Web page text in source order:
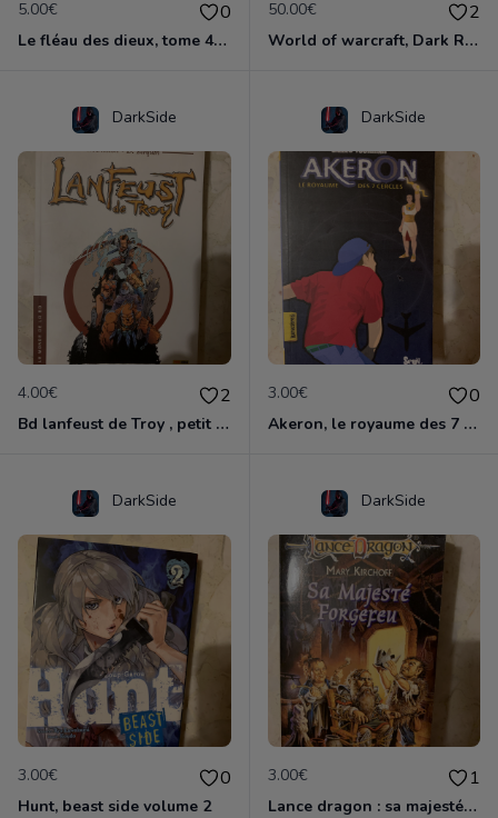
5.00€ 0
Le fléau des dieux, tome 4 , vae victis
50.00€ 2
World of warcraft, Dark Riders tome 1
DarkSide
4.00€ 2
Bd lanfeust de Troy , petit format
DarkSide
3.00€ 0
Akeron, le royaume des 7 cercles
DarkSide
3.00€ 0
Hunt, beast side volume 2
DarkSide
3.00€ 1
Lance dragon : sa majesté forgefeu